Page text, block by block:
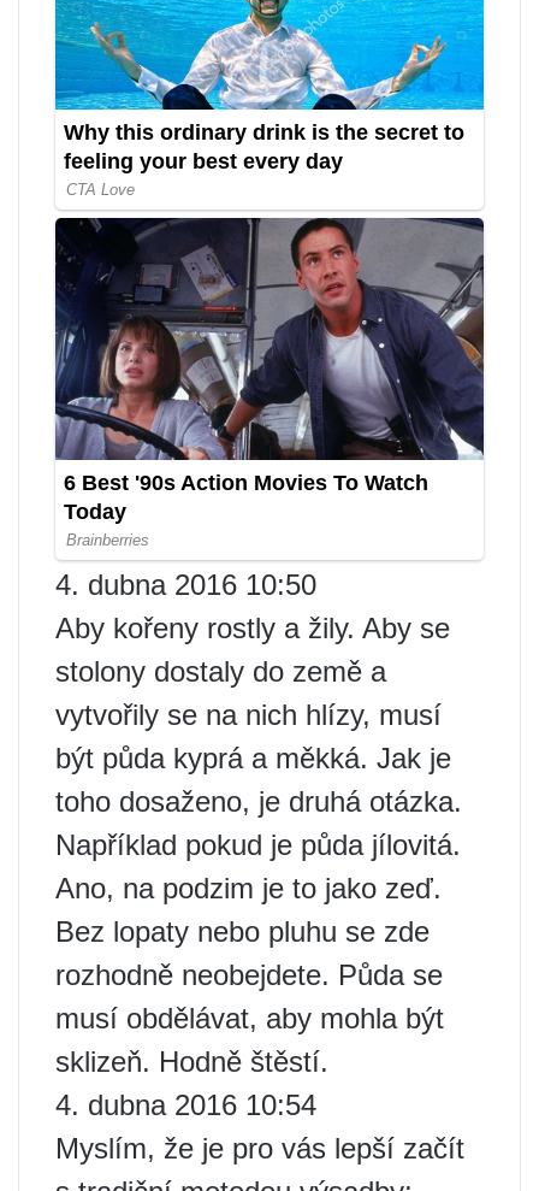
4. dubna 2016 10:50
Aby kořeny rostly a žily. Aby se
stolony dostaly do země a
vytvořily se na nich hlízy, musí
být půda kyprá a měkká. Jak je
toho dosaženo, je druhá otázka.
Například pokud je půda jílovitá.
Ano, na podzim je to jako zeď.
Bez lopaty nebo pluhu se zde
rozhodně neobejdete. Půda se
musí obdělávat, aby mohla být
sklizeň. Hodně štěstí.
4. dubna 2016 10:54
Myslím, že je pro vás lepší začít